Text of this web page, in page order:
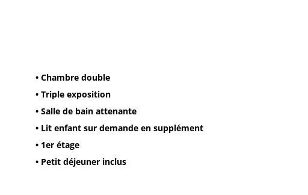
• Chambre double
• Triple exposition
• Salle de bain attenante
• Lit enfant sur demande en supplément
• 1er étage
• Petit déjeuner inclus